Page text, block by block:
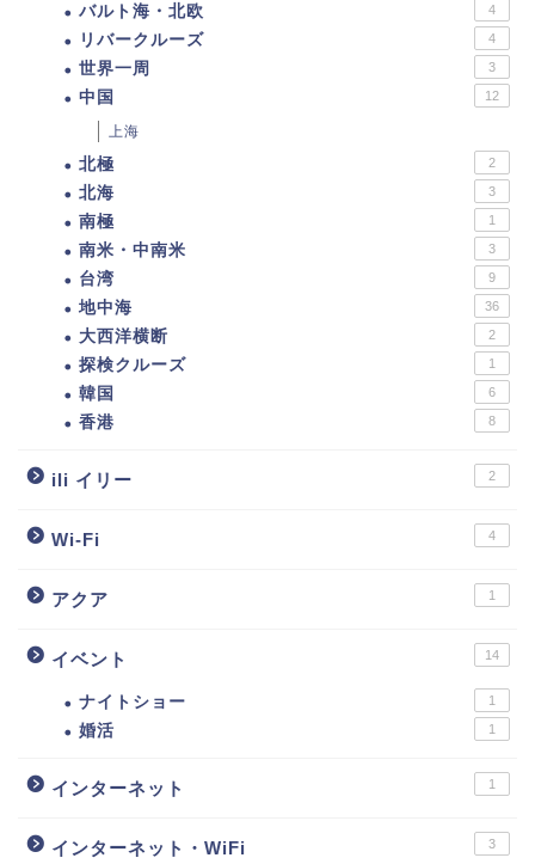
バルト海・北欧 4
リバークルーズ 4
世界一周 3
中国 12
上海
北極 2
北海 3
南極 1
南米・中南米 3
台湾 9
地中海 36
大西洋横断 2
探検クルーズ 1
韓国 6
香港 8
ili イリー 2
Wi-Fi 4
アクア 1
イベント 14
ナイトショー 1
婚活 1
インターネット 1
インターネット・WiFi 3